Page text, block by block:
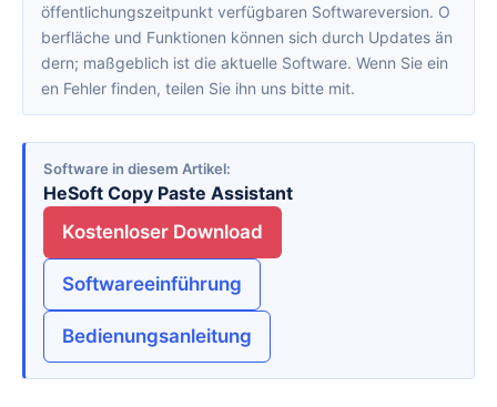
öffentlichungszeitpunkt verfügbaren Softwareversion. O
berfläche und Funktionen können sich durch Updates än
dern; maßgeblich ist die aktuelle Software. Wenn Sie ein
en Fehler finden, teilen Sie ihn uns bitte mit.
Software in diesem Artikel
HeSoft Copy Paste Assistant
Kostenloser Download
Softwareeinführung
Bedienungsanleitung